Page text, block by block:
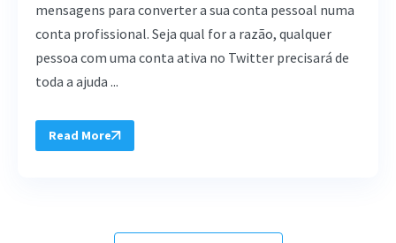
mensagens para converter a sua conta pessoal numa
conta profissional. Seja qual for a razão, qualquer
pessoa com uma conta ativa no Twitter precisará de
toda a ajuda ...
Read More